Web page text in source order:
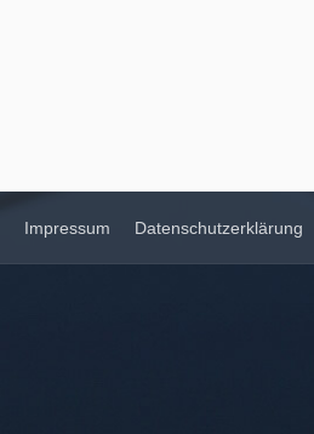
Impressum Datenschutzerklärung